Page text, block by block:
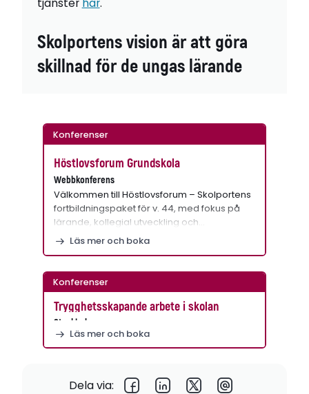
tjänster här.
Skolportens vision är att göra
skillnad för de ungas lärande
Konferenser
Höstlovsforum Grundskola
Webbkonferens
Välkommen till Höstlovsforum – Skolportens
fortbildningspaket för v. 44, med fokus på
lärande, kollegial utveckling och…
Läs mer och boka
Konferenser
Trygghetsskapande arbete i skolan
Stockholm
Läs mer och boka
Dela via: